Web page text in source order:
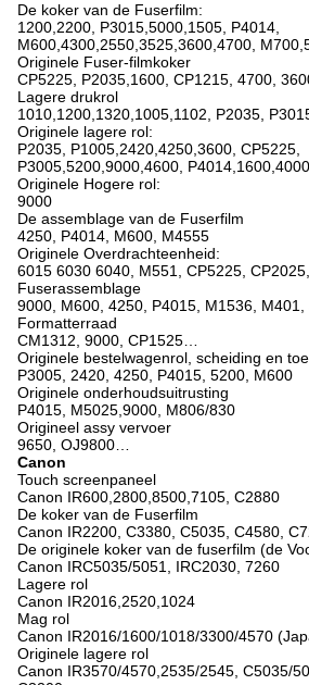
De koker van de Fuserfilm:
1200,2200, P3015,5000,1505, P4014,
M600,4300,2550,3525,3600,4700,
Originele Fuser-filmkoker
CP5225, P2035,1600, CP1215, 4700,
Lagere drukrol
1010,1200,1320,1005,1102, P2035,
Originele lagere rol:
P2035, P1005,2420,4250,3600, CP5225,
P3005,5200,9000,4600,
Originele Hogere rol:
9000
De assemblage van de Fuserfilm
4250, P4014, M600, M4555
Originele Overdrachteenheid:
6015 6030 6040, M551, CP5225,
Fuserassemblage
9000, M600, 4250, P4015, M1536,
Formatterraad
CM1312, 9000, CP1525…
Originele bestelwagenrol, scheiding en
P3005, 2420, 4250, P4015, 5200, M600
Originele onderhoudsuitrusting
P4015, M5025,9000, M806/830
Origineel assy vervoer
9650, OJ9800…
Canon
Touch screenpaneel
Canon IR600,2800,8500,7105, C2880
De koker van de Fuserfilm
Canon IR2200, C3380, C5035, C4580,
De originele koker van de fuserfilm (de
Canon IRC5035/5051, IRC2030, 7260
Lagere rol
Canon IR2016,2520,1024
Mag rol
Canon IR2016/1600/1018/3300/4570
Originele lagere rol
Canon IR3570/4570,2535/2545, C5035/